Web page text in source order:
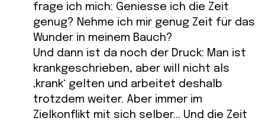
frage ich mich: Geniesse ich die Zeit
genug? Nehme ich mir genug Zeit für das
Wunder in meinem Bauch?
Und dann ist da noch der Druck: Man ist
krankgeschrieben, aber will nicht als
‚krank‘ gelten und arbeitet deshalb
trotzdem weiter. Aber immer im
Zielkonflikt mit sich selber… Und die Zeit